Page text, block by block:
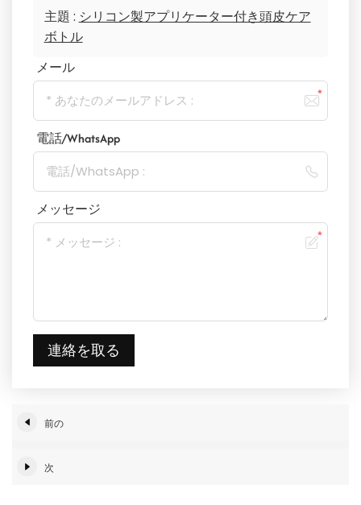
主題 : シリコン製アプリケーター付き頭皮ケア
ボトル
メール
電話/WhatsApp
メッセージ
連絡を取る
前の
次